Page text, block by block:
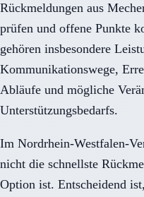
Rückmeldungen aus
prüfen und offene Punkte
gehören insbesondere
Kommunikationswege,
Abläufe und mögliche
Unterstützungsbedarfs.
Im Nordrhein-Westfalen-
nicht die schnellste
Option ist. Entscheidend